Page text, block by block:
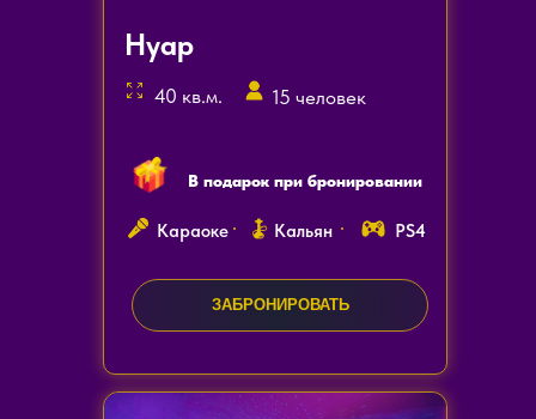
Нуар
40 кв.м. 15 человек
Караоке Кальян PS4
В подарок при бронировании
ЗАБРОНИРОВАТЬ